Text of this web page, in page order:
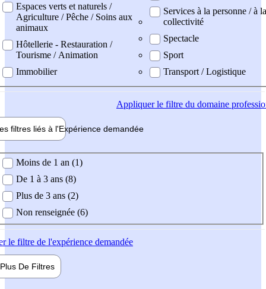
Espaces verts et naturels /
Agriculture / Pêche / Soins aux
animaux
Hôtellerie - Restauration /
Tourisme / Animation
Immobilier
Services à la personne / à la
collectivité
Spectacle
Sport
Transport / Logistique
Appliquerle filtre du domaine
filtres liés à l'Expérience demandée
demandée
Moins de 1 an (1)
De 1 à 3 ans (8)
Plus de 3 ans (2)
Non renseignée (6)
le filtre de l'expérience demandée
Plus De Filtres